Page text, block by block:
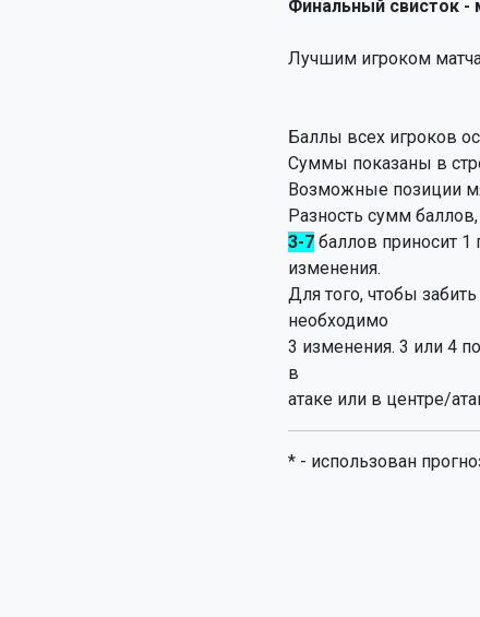
Финальный свисток -
Лучшим игроком
Баллы всех игроков
Суммы показаны в
Возможные позиции
Разность сумм
3-7 баллов приносит
изменения.
Для того, чтобы
необходимо
3 изменения. 3 или 4
в
атаке или в центре/
* - использован